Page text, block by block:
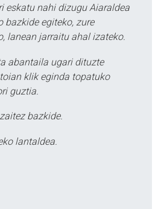
eskatu nahi dizugu Aiaraldea
bazkide egiteko, zure
lanean jarraitu ahal izateko.
abantaila ugari dituzte
klik eginda topatuko
guztia.
bazkide.
lantaldea.